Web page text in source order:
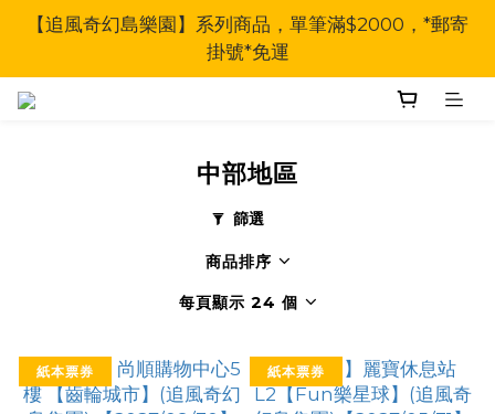
【追風奇幻島樂園】系列商品，單筆滿$2000，*郵寄
掛號*免運
中部地區
篩選
商品排序
每頁顯示 24 個
紙本票券 紙本票券